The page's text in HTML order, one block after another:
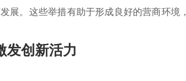
展。这些举措有助于形成良好的营商环境，
发创新活力